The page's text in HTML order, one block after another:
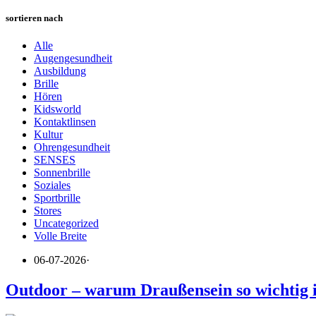
sortieren nach
Alle
Augengesundheit
Ausbildung
Brille
Hören
Kidsworld
Kontaktlinsen
Kultur
Ohrengesundheit
SENSES
Sonnenbrille
Soziales
Sportbrille
Stores
Uncategorized
Volle Breite
06-07-2026·
Outdoor – warum Draußensein so wichtig